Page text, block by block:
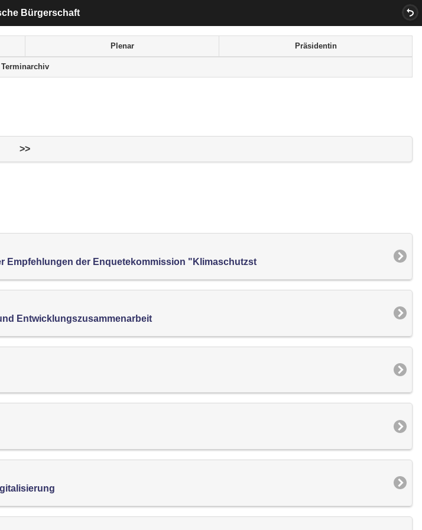
Bürgerschaft
Plenar Präsidentin
Terminarchiv
>>
Empfehlungen der Enquetekommission "Klimaschutzst
Entwicklungszusammenarbeit